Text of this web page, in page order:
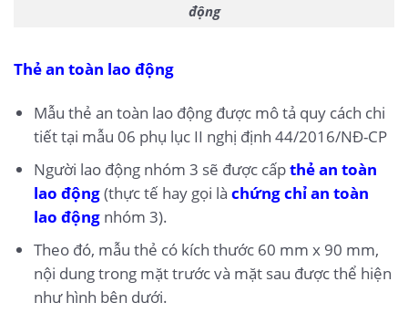
động
Thẻ an toàn lao động
Mẫu thẻ an toàn lao động được mô tả quy cách chi
tiết tại mẫu 06 phụ lục II nghị định 44/2016/NĐ-CP
Người lao động nhóm 3 sẽ được cấpthẻ an toàn
lao động(thực tế hay gọi là chứng chỉ an toàn
lao động nhóm 3).
Theo đó, mẫu thẻ có kích thước 60 mm x 90 mm,
nội dung trong mặt trước và mặt sau được thể hiện
như hình bên dưới.